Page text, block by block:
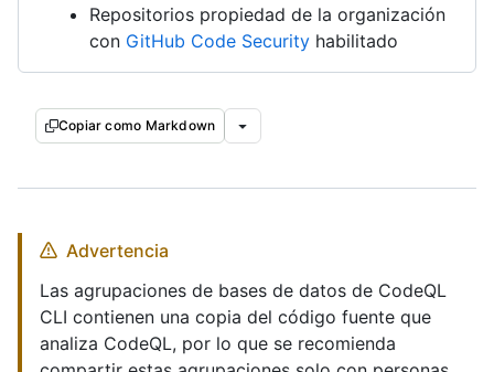
Repositorios propiedad de la organización
con GitHub Code Security habilitado
Copiar como Markdown
Advertencia
Las agrupaciones de bases de datos de CodeQL
CLI contienen una copia del código fuente que
analiza CodeQL, por lo que se recomienda